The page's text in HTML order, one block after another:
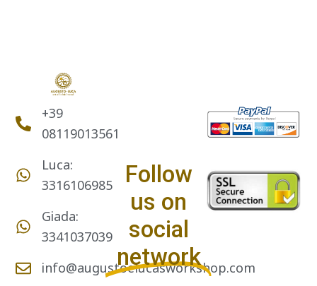
+39
08119013561
Luca:
3316106985
Giada:
3341037039
info@augustoelucasworkshop.com
Follow
us on
social
network